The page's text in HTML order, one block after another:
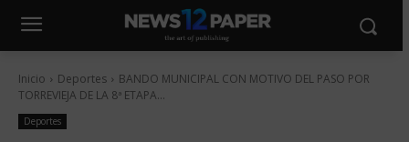
Inicio Deportes
BANDO MUNICIPAL CON MOTIVO DEL PASO POR
TORREVIEJA DE LA 8ª ETAPA...
Deportes